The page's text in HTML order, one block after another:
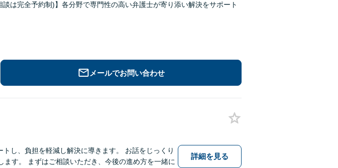
は完全予約制)】各分野で専門性の高い弁護士が寄り添い解決をサポート
メールでお問い合わせ
し、負担を軽減し解決に導きます。 お話をじっくり
す。 まずはご相談いただき、今後の進め方を一緒に
詳細を見る